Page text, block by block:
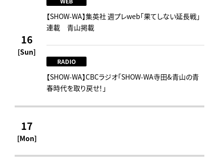
16
[Sun]
【SHOW-WA】集英社 週プレweb｢果てしない延長戦｣
連載 青山掲載
RADIO
【SHOW-WA】CBCラジオ｢SHOW-WA寺田&青山の青
春時代を取り戻せ！｣
17
[Mon]